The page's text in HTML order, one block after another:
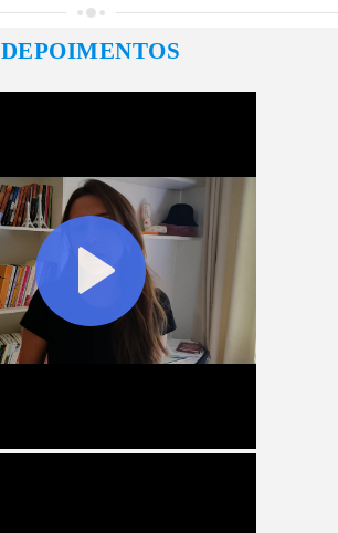
DEPOIMENTOS